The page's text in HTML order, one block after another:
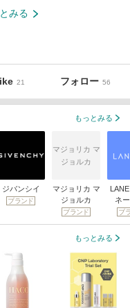
みる
21 フォロー 56
もっとみる
ジバンシイ
ブランド
マジョリカ マ
ジョルカ
マジョリカ マ
ジョルカ
ブランド
ネ
ブ
もっとみる